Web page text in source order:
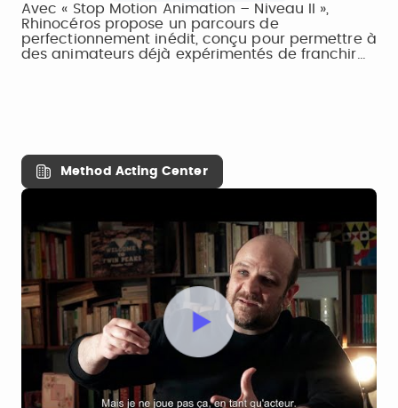
Avec « Stop Motion Animation – Niveau II »,
Rhinocéros propose un parcours de
perfectionnement inédit, conçu pour permettre à
des animateurs déjà expérimentés de franchir…
Method Acting Center